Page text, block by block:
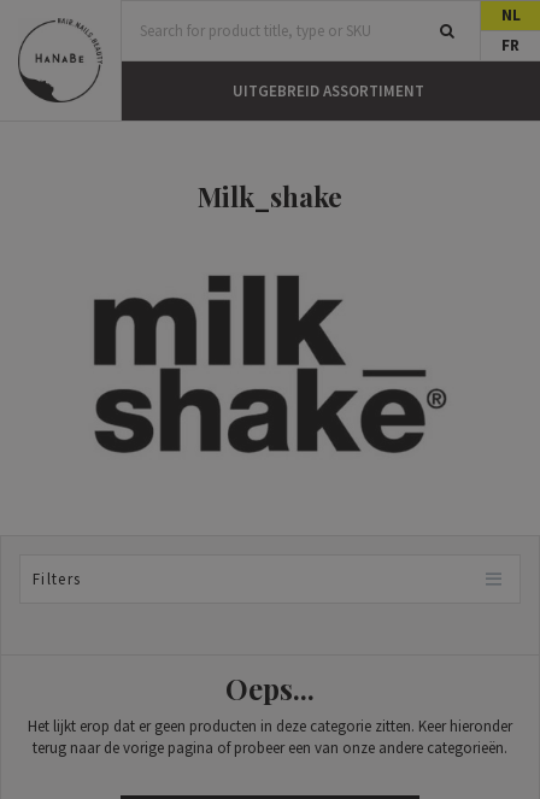
NL
FR
UITGEBREID ASSORTIMENT
Milk_shake
Filters
Oeps...
Het lijkt erop dat er geen producten in deze categorie zitten. Keer hieronder
terug naar de vorige pagina of probeer een van onze andere categorieën.